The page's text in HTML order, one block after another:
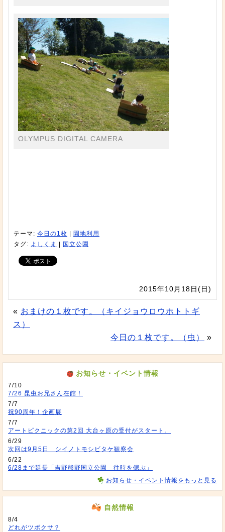
OLYMPUS DIGITAL CAMERA
テーマ: 今日の1枚
園地利用
タグ: よしくま 国立公園
2015年10月18日(日)
« おまけの１枚です。（キイジョウロウホトトギ
ス）
今日の１枚です。（虫）
»
お知らせ・イベント情報
7/10
7/26 昆虫お兄さん在館！
7/7
祝90周年！企画展
7/7
アートピクニックの第2回 大台ヶ原の受付がスタート。
6/29
次回は9月5日 シイノトモシビタケ観察会
6/22
6/28まで延長「吉野熊野国立公園 往時を偲ぶ」
お知らせ・イベント情報をもっと見る
自然情報
8/4
どれがツボクサ？